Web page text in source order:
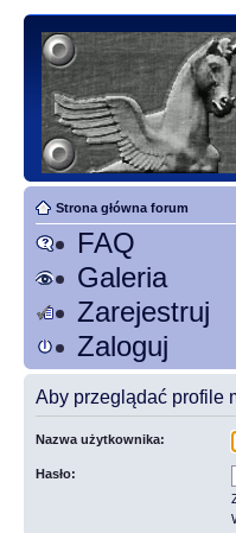
Strona główna forum
FAQ
Galeria
Zarejestruj
Zaloguj
Aby przeglądać profile
Nazwa użytkownika:
Hasło: